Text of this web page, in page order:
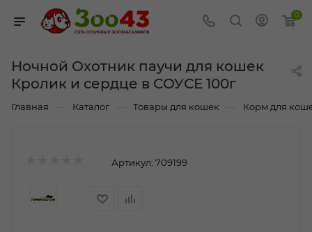
0
Ночной Охотник паучи для кошек
Кролик и сердце в СОУСЕ 100г
Главная Каталог Товары для кошек Корм для
Артикул: 709199